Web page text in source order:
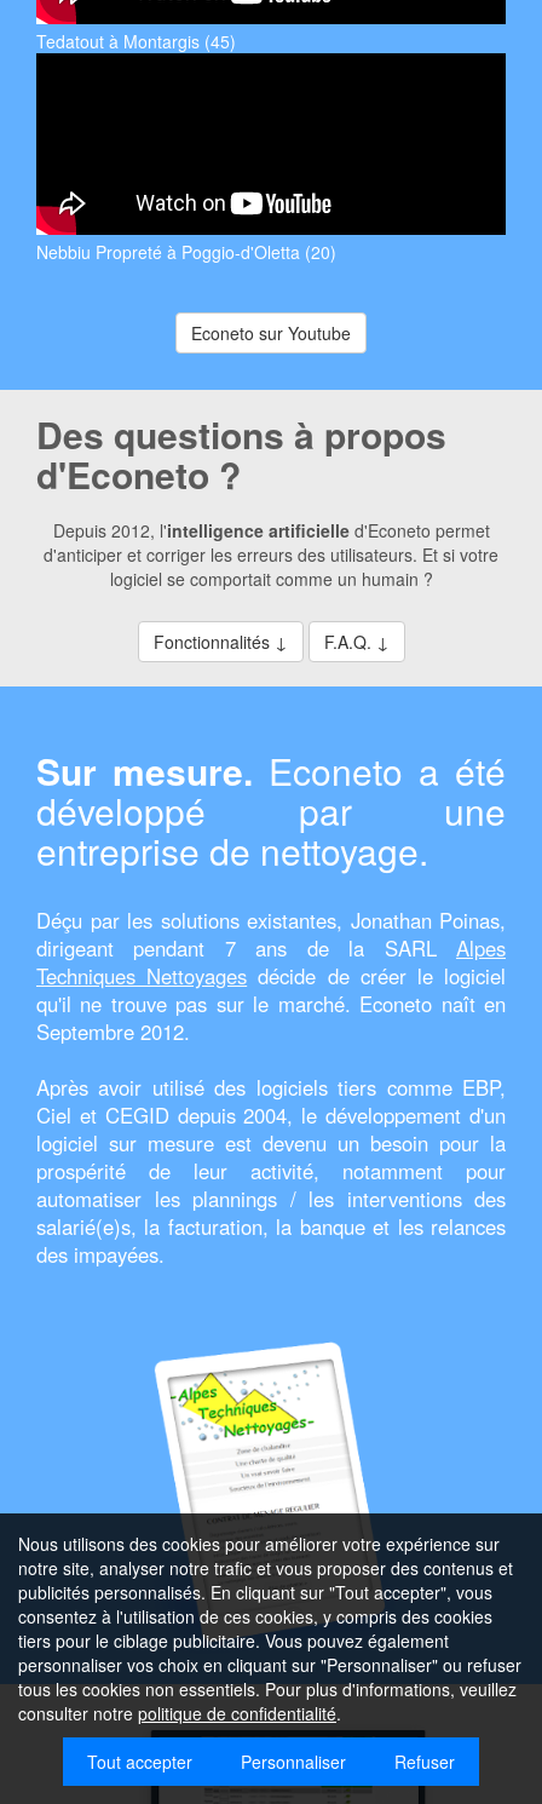
Nous utilisons des cookies pour améliorer votre expérience sur
notre site, analyser notre trafic et vous proposer des contenus et
publicités personnalisés. En cliquant sur "Tout accepter", vous
consentez à l'utilisation de ces cookies, y compris des cookies
tiers pour le ciblage publicitaire. Vous pouvez également
personnaliser vos choix en cliquant sur "Personnaliser" ou refuser
tous les cookies non essentiels. Pour plus d'informations, veuillez
consulter notre politique de confidentialité.
Tout accepter
Personnaliser Refuser
Tedatout à Montargis (45)
Nebbiu Propreté à Poggio-d'Oletta (20)
Econeto sur Youtube
Des questions à propos
d'Econeto ?
Depuis 2012, l'intelligence artificielled'Econeto permet
d'anticiper et corriger les erreurs des utilisateurs. Et si votre
logiciel se comportait comme un humain ?
Fonctionnalités ↓ F.A.Q. ↓
Sur mesure. Econeto a été
développé par une
entreprise de nettoyage.
Déçu par les solutions existantes, Jonathan Poinas,
dirigeant pendant 7 ans de la SARL Alpes
Techniques Nettoyages décide de créer le logiciel
qu'il ne trouve pas sur le marché. Econeto naît en
Septembre 2012.
Après avoir utilisé des logiciels tiers comme EBP,
Ciel et CEGID depuis 2004, le développement d'un
logiciel sur mesure est devenu un besoin pour la
prospérité de leur activité, notamment pour
automatiser les plannings / les interventions des
salarié(e)s, la facturation, la banque et les relances
des impayées.